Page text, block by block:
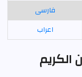
فارسی
اعراب
الكريم